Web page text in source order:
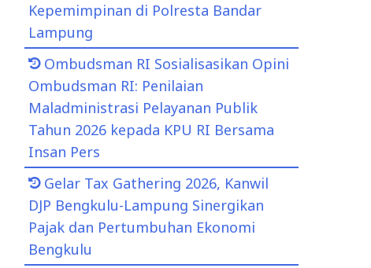
Kepemimpinan di Polresta Bandar
Lampung
Ombudsman RI Sosialisasikan Opini
Ombudsman RI: Penilaian
Maladministrasi Pelayanan Publik
Tahun 2026 kepada KPU RI Bersama
Insan Pers
Gelar Tax Gathering 2026, Kanwil
DJP Bengkulu-Lampung Sinergikan
Pajak dan Pertumbuhan Ekonomi
Bengkulu